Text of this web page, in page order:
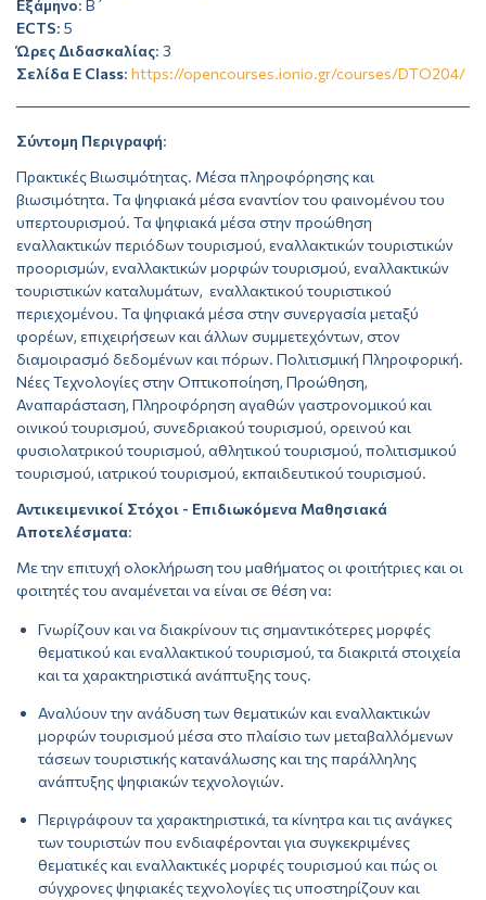
Εξάμηνο: Β΄
ECTS: 5
Ώρες Διδασκαλίας: 3
Σελίδα E Class: https://opencourses.ionio.gr/courses/DTO204/
Σύντομη Περιγραφή:
Πρακτικές Βιωσιμότητας. Μέσα πληροφόρησης και
βιωσιμότητα. Τα ψηφιακά μέσα εναντίον του φαινομένου του
υπερτουρισμού. Τα ψηφιακά μέσα στην προώθηση
εναλλακτικών περιόδων τουρισμού, εναλλακτικών τουριστικών
προορισμών, εναλλακτικών μορφών τουρισμού, εναλλακτικών
τουριστικών καταλυμάτων, εναλλακτικού τουριστικού
περιεχομένου. Τα ψηφιακά μέσα στην συνεργασία μεταξύ
φορέων, επιχειρήσεων και άλλων συμμετεχόντων, στον
διαμοιρασμό δεδομένων και πόρων. Πολιτισμική Πληροφορική.
Νέες Τεχνολογίες στην Οπτικοποίηση, Προώθηση,
Αναπαράσταση, Πληροφόρηση αγαθών γαστρονομικού και
οινικού τουρισμού, συνεδριακού τουρισμού, ορεινού και
φυσιολατρικού τουρισμού, αθλητικού τουρισμού, πολιτισμικού
τουρισμού, ιατρικού τουρισμού, εκπαιδευτικού τουρισμού.
Αντικειμενικοί Στόχοι - Επιδιωκόμενα Μαθησιακά
Αποτελέσματα:
Με την επιτυχή ολοκλήρωση του μαθήματος οι φοιτήτριες και οι
φοιτητές του αναμένεται να είναι σε θέση να:
Γνωρίζουν και να διακρίνουν τις σημαντικότερες μορφές
θεματικού και εναλλακτικού τουρισμού, τα διακριτά στοιχεία
και τα χαρακτηριστικά ανάπτυξης τους.
Αναλύουν την ανάδυση των θεματικών και εναλλακτικών
μορφών τουρισμού μέσα στο πλαίσιο των μεταβαλλόμενων
τάσεων τουριστικής κατανάλωσης και της παράλληλης
ανάπτυξης ψηφιακών τεχνολογιών.
Περιγράφουν τα χαρακτηριστικά, τα κίνητρα και τις ανάγκες
των τουριστών που ενδιαφέρονται για συγκεκριμένες
θεματικές και εναλλακτικές μορφές τουρισμού και πώς οι
σύγχρονες ψηφιακές τεχνολογίες τις υποστηρίζουν και